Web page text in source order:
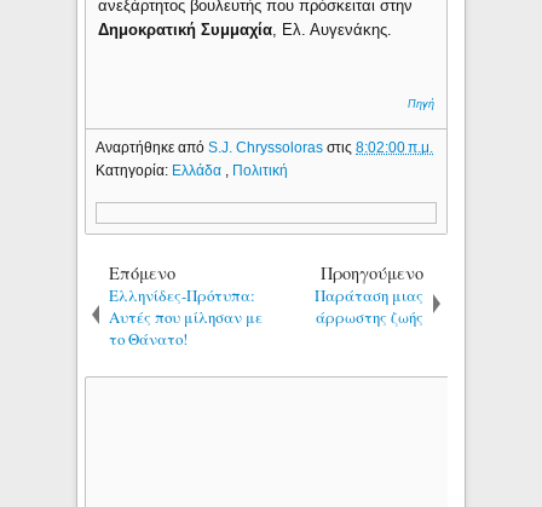
ανεξάρτητος βουλευτής που πρόσκειται στην
Δημοκρατική Συμμαχία, Ελ. Αυγενάκης.
Πηγή
Αναρτήθηκε απόS.J. Chryssolorasστις8:02:00 π.μ.
Κατηγορία: Ελλάδα Πολιτική
Επόμενο
Ελληνίδες-Πρότυπα:
Αυτές που μίλησαν με
το Θάνατο!
Προηγούμενο
Παράταση μιας
άρρωστης ζωής